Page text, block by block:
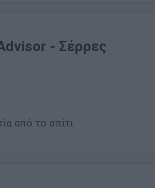
- Σέρρες
από το σπίτι